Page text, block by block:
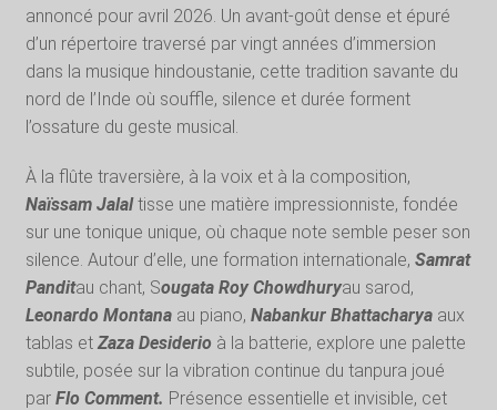
annoncé pour avril 2026. Un avant-goût dense et épuré
d’un répertoire traversé par vingt années d’immersion
dans la musique hindoustanie, cette tradition savante du
nord de l’Inde où souffle, silence et durée forment
l’ossature du geste musical.
À la flûte traversière, à la voix et à la composition,
Naïssam Jalaltisse une matière impressionniste, fondée
sur une tonique unique, où chaque note semble peser son
silence. Autour d’elle, une formation internationale, Samrat
Panditau chant, Sougata Roy Chowdhuryau sarod,
Leonardo Montanaau piano, Nabankur Bhattacharyaaux
tablas et Zaza Desiderio à la batterie, explore une palette
subtile, posée sur la vibration continue du tanpura joué
par Flo Comment. Présence essentielle et invisible, cet